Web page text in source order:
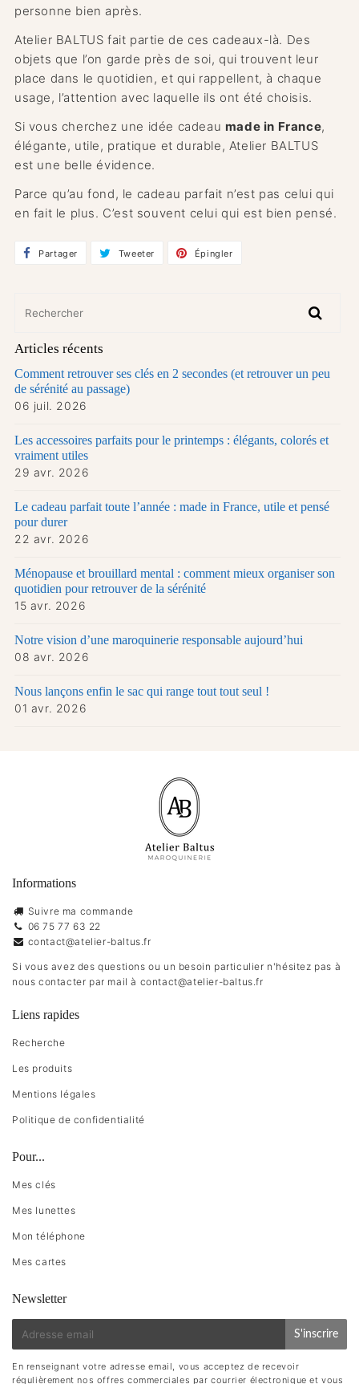
personne bien après.
Atelier BALTUS fait partie de ces cadeaux-là. Des
objets que l’on garde près de soi, qui trouvent leur
place dans le quotidien, et qui rappellent, à chaque
usage, l’attention avec laquelle ils ont été choisis.
Si vous cherchez une idée cadeau made in France,
élégante, utile, pratique et durable, Atelier BALTUS
est une belle évidence.
Parce qu’au fond, le cadeau parfait n’est pas celui qui
en fait le plus. C’est souvent celui qui est bien pensé.
Partager PartagerTweeter TweeterÉpingler
Articles récents
Comment retrouver ses clés en 2 secondes (et retrouver un peu
de sérénité au passage)
06 juil. 2026
Les accessoires parfaits pour le printemps : élégants, colorés et
vraiment utiles
29 avr. 2026
Le cadeau parfait toute l’année : made in France, utile et pensé
pour durer
22 avr. 2026
Ménopause et brouillard mental : comment mieux organiser son
quotidien pour retrouver de la sérénité
15 avr. 2026
Notre vision d’une maroquinerie responsable aujourd’hui
08 avr. 2026
Nous lançons enfin le sac qui range tout tout seul !
01 avr. 2026
Informations
Suivre ma commande
06 75 77 63 22
contact@atelier-baltus.fr
Si vous avez des questions ou un besoin particulier n'hésitez pas à
nous contacter par mail à contact@atelier-baltus.fr
Liens rapides
Recherche
Les produits
Mentions légales
Politique de confidentialité
Pour...
Mes clés
Mes lunettes
Mon téléphone
Mes cartes
Newsletter
mail
S'inscrire
En renseignant votre adresse email, vous acceptez de recevoir
régulièrement nos offres commerciales par courrier électronique et vous